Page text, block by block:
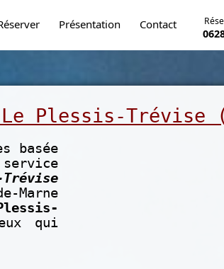
Présentation Contact
Plessis-Trévise
basée
Marne
qui